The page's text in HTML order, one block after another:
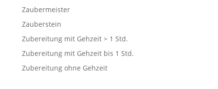
Zaubermeister
Zauberstein
Zubereitung mit Gehzeit > 1 Std.
Zubereitung mit Gehzeit bis 1 Std.
Zubereitung ohne Gehzeit